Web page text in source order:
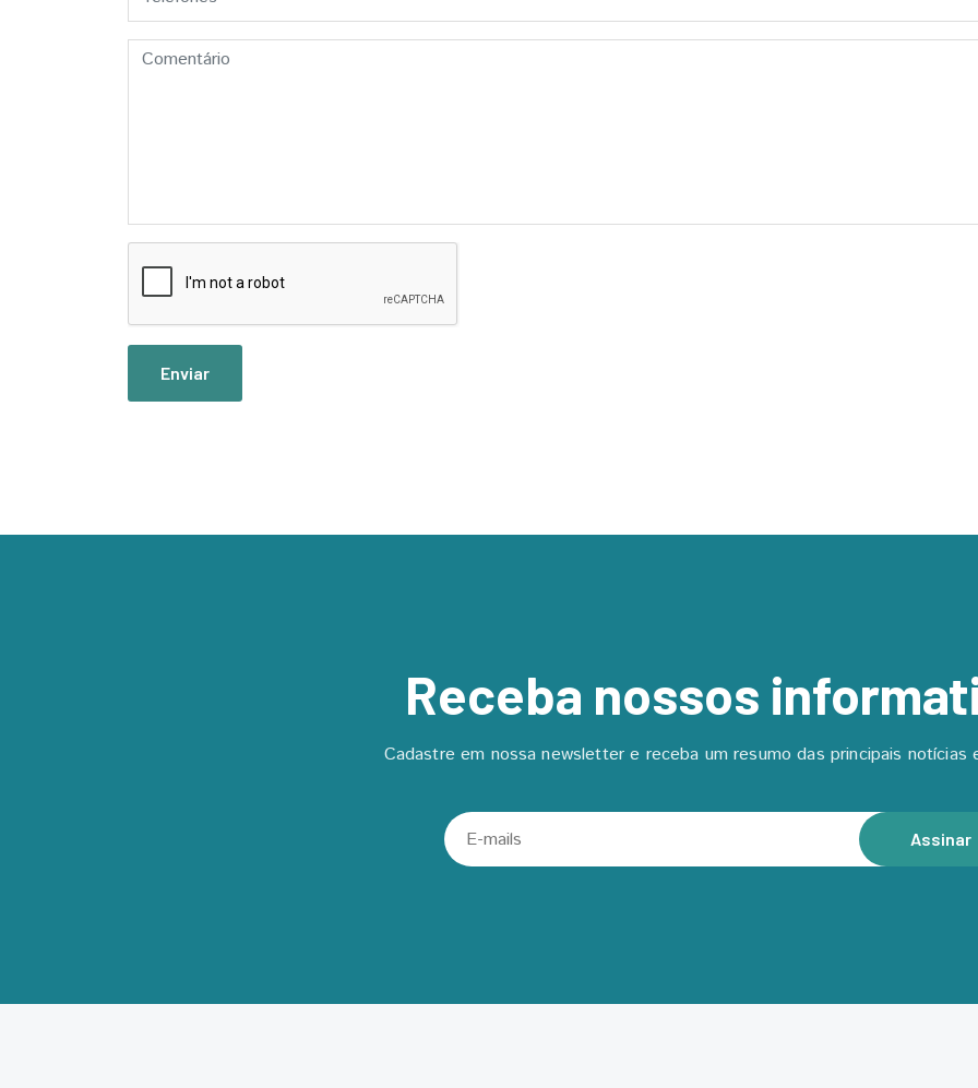
Enviar
Receba nossos
Cadastre em nossa newsletter e receba um resumo das principais notícias
Assinar